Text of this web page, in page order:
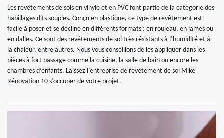
Les revêtements de sols en vinyle et en PVC font partie de la catégorie des
habillages dits souples. Conçu en plastique, ce type de revêtement est
facile à poser et se décline en différents formats : en rouleau, en lames ou
en dalles. Ce sont des revêtements de sol très résistants à l’humidité et à
la chaleur, entre autres. Nous vous conseillons de les appliquer dans les
pièces à fort passage comme la cuisine, la salle de bain ou encore les
chambres d’enfants. Laissez l’entreprise de revêtement de sol Mike
Rénovation 10 s’occuper de votre projet.